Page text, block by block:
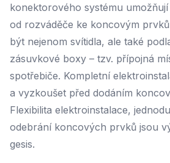
konektorového systému
od rozváděče ke koncovým
být nejenom svítidla, ale také
zásuvkové boxy – tzv. přípojná
spotřebiče. Kompletní
a vyzkoušet před dodáním
Flexibilita elektroinstalace,
odebrání koncových prvků jsou
gesis.